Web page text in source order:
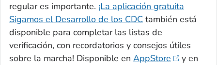
regular es importante. ¡La aplicación gratuita
Sigamos el Desarrollo de los CDC también está
disponible para completar las listas de
verificación, con recordatorios y consejos útiles
sobre la marcha! Disponible en AppStore
y en